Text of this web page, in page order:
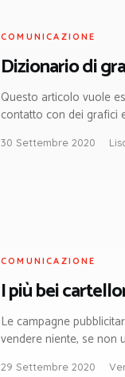
COMUNICAZIONE
Dizionario di
Questo articolo vuole
contatto con dei grafici
30 Settembre 2020
COMUNICAZIONE
I più bei
Le campagne
vendere niente, se non
29 Settembre 2020